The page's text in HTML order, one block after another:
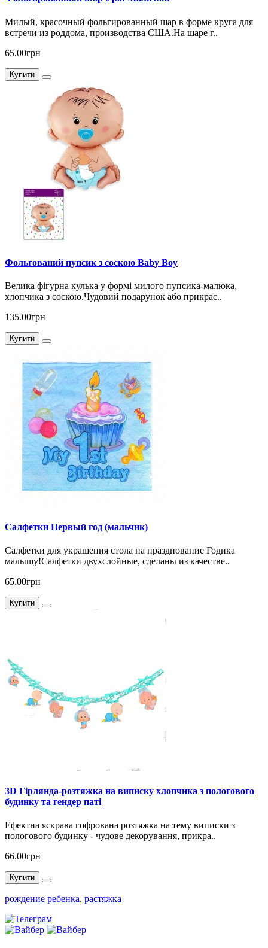
Милый, красочный фольгированный шар в форме круга для
встречи из роддома, производства США.На шаре г..
65.00грн
Купити
Фольгований пупсик з соскою Baby Boy
Велика фігурна кулька у формі милого пупсика-малюка,
хлопчика з соскою.Чудовий подарунок або прикрас..
135.00грн
Купити
Салфетки Первый год (мальчик)
Салфетки для украшения стола на празднование Годика
малышу!Салфетки двухслойные, сделаны из качестве..
65.00грн
Купити
3D Гірлянда-розтяжка на виписку хлопчика з пологового
будинку та гендер паті
Ефектна яскрава гофрована розтяжка на тему виписки з
пологового будинку - чудове декорування, прикра..
66.00грн
Купити
рождение ребенка, растяжка